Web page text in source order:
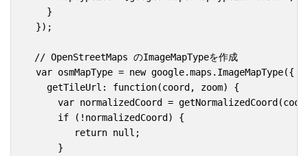
    }
  });
// OpenStreetMaps のImageMapTypeを作成
  var osmMapType = new google.maps.ImageMapType({
    getTileUrl: function(coord, zoom) {
var normalizedCoord =
      if (!normalizedCoord) {
         return null;
      }